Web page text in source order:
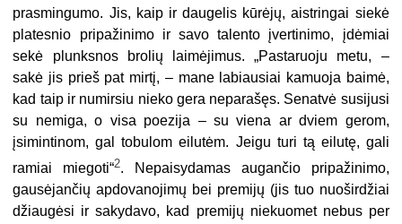
prasmingumo. Jis, kaip ir daugelis kūrėjų, aistringai siekė
platesnio pripažinimo ir savo talento įvertinimo, įdėmiai
sekė plunksnos brolių laimėjimus. „Pastaruoju metu, –
sakė jis prieš pat mirtį, – mane labiausiai kamuoja baimė,
kad taip ir numirsiu nieko gera neparašęs. Senatvė susijusi
su nemiga, o visa poezija – su viena ar dviem gerom,
įsimintinom, gal tobulom eilutėm. Jeigu turi tą eilutę, gali
ramiai miegoti“2. Nepaisydamas augančio pripažinimo,
gausėjančių apdovanojimų bei premijų (jis tuo nuoširdžiai
džiaugėsi ir sakydavo, kad premijų niekuomet nebus per